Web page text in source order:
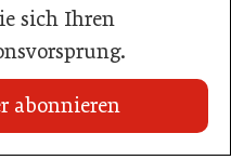
sich Ihren
abonnieren